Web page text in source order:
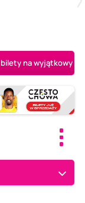
na wyjątkowy